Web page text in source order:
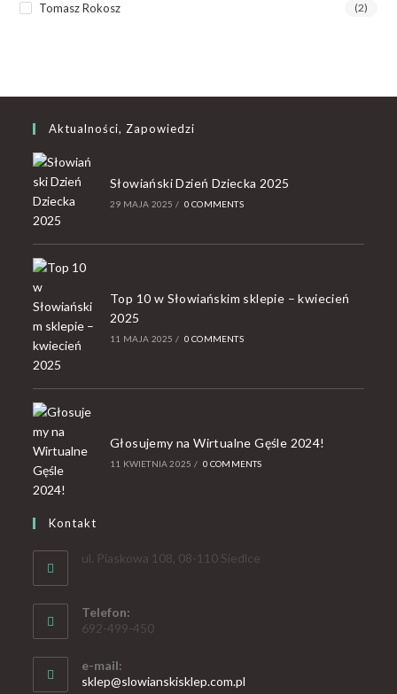
Tomasz Rokosz (2)
Aktualności, Zapowiedzi
Słowiański Dzień Dziecka 2025
29 MAJA 2025 / 0 COMMENTS
Top 10 w Słowiańskim sklepie – kwiecień
2025
11 MAJA 2025 / 0 COMMENTS
Głosujemy na Wirtualne Gęśle 2024!
11 KWIETNIA 2025 / 0 COMMENTS
Kontakt
ul. Piaskowa 108, 08-110 Siedlce
Telefon:
692-499-450
e-mail:
sklep@slowianskisklep.com.pl